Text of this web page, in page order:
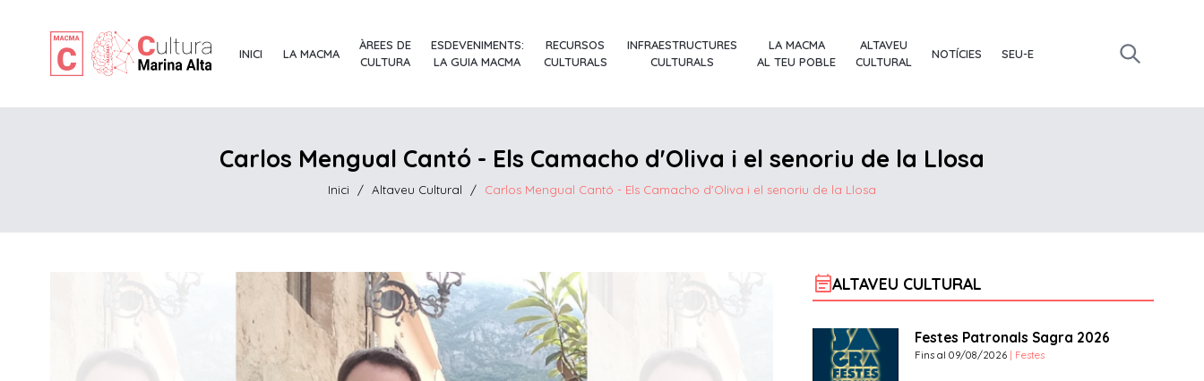
INICI LA MACMA
ÀREES DE
CULTURA
ESDEVENIMENTS:
LA GUIA MACMA
RECURSOS
CULTURALS
INFRAESTRUCTURES
CULTURALS
LA MACMA
AL TEU POBLE
ALTAVEU
CULTURAL
NOTÍCIES SEU-E
Carlos Mengual Cantó - Els Camacho d'Oliva i el senoriu de la Llosa
Inici / Altaveu Cultural / Carlos Mengual Cantó - Els Camacho d'Oliva i el senoriu de la Llosa
event_noteALTAVEU CULTURAL
Festes Patronals Sagra 2026
Fins al 09/08/2026 | Festes